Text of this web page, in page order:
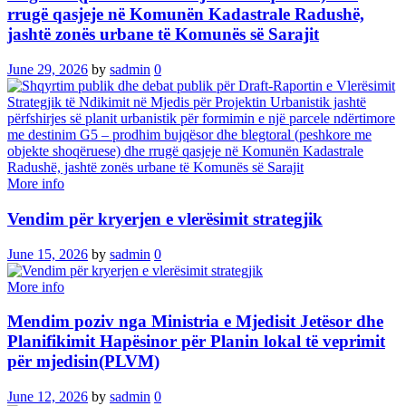
rrugë qasjeje në Komunën Kadastrale Radushë,
jashtë zonës urbane të Komunës së Sarajit
June 29, 2026 by sadmin 0
More info
Vendim për kryerjen e vlerësimit strategjik
June 15, 2026 by sadmin 0
More info
Mendim poziv nga Ministria e Mjedisit Jetësor dhe
Planifikimit Hapësinor për Planin lokal të veprimit
për mjedisin(PLVM)
June 12, 2026 by sadmin 0